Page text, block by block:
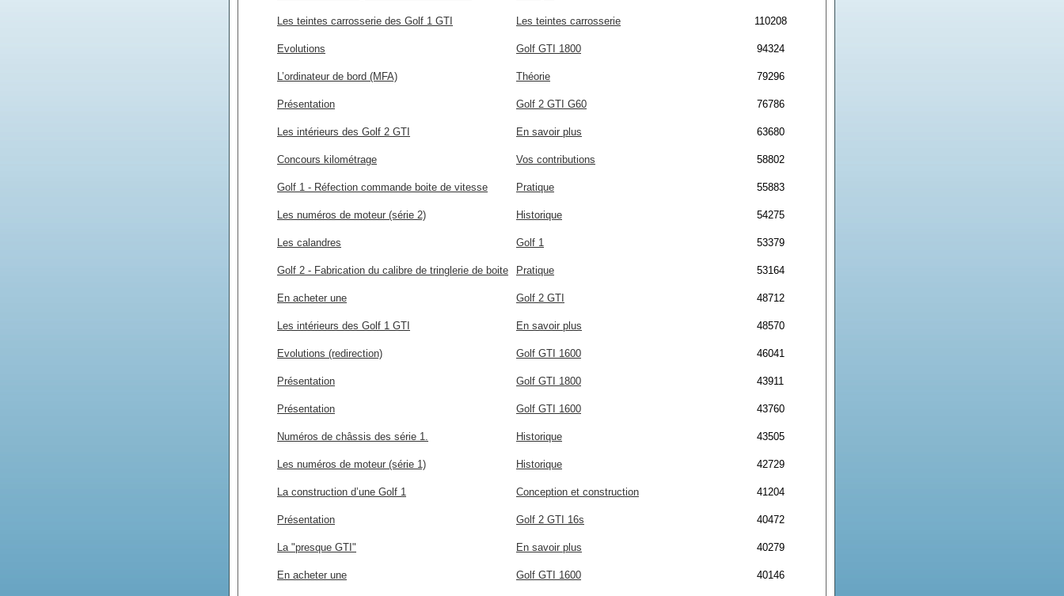
Les teintes carrosserie des Golf 1 GTI Les teintes carrosserie 110208
Evolutions Golf GTI 1800 94324
L’ordinateur de bord (MFA) Théorie 79296
Présentation Golf 2 GTI G60 76786
Les intérieurs des Golf 2 GTI En savoir plus 63680
Concours kilométrage Vos contributions 58802
Golf 1 - Réfection commande boite de vitesse Pratique 55883
Les numéros de moteur (série 2) Historique 54275
Les calandres Golf 1 53379
Golf 2 - Fabrication du calibre de tringlerie de boite Pratique 53164
En acheter une Golf 2 GTI 48712
Les intérieurs des Golf 1 GTI En savoir plus 48570
Evolutions (redirection) Golf GTI 1600 46041
Présentation Golf GTI 1800 43911
Présentation Golf GTI 1600 43760
Numéros de châssis des série 1. Historique 43505
Les numéros de moteur (série 1) Historique 42729
La construction d’une Golf 1 Conception et construction 41204
Présentation Golf 2 GTI 16s 40472
La "presque GTI" En savoir plus 40279
En acheter une Golf GTI 1600 40146